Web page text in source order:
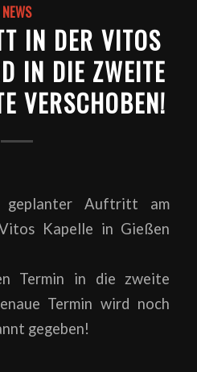
NEWS
IN DER VITOS
IN DIE ZWEITE
VERSCHOBEN!
Auftritt am
Kapelle in Gießen
Termin in die zweite
Termin wird noch
gegeben!